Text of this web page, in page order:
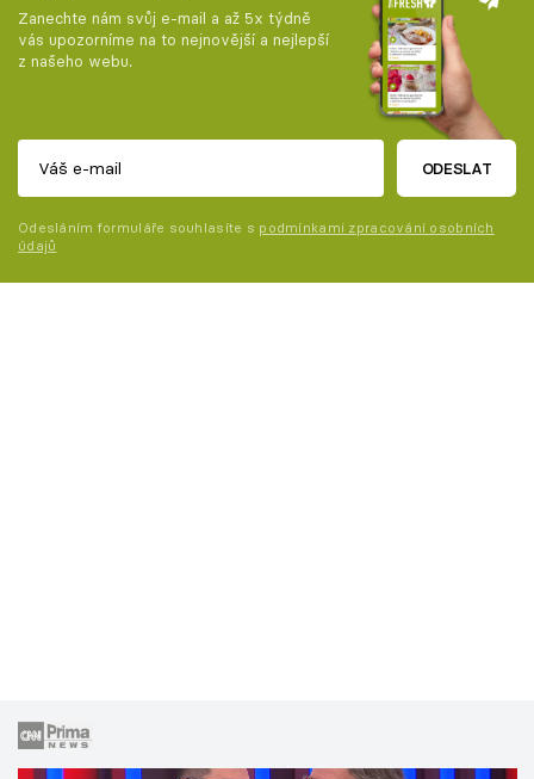
Zanechte nám svůj e-mail a až 5x týdně
vás upozorníme na to nejnovější a nejlepší
z našeho webu.
ODESLAT
Odesláním formuláře souhlasíte s podmínkami zpracování osobních
údajů